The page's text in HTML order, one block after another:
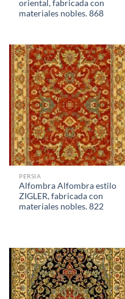
oriental, fabricada con
materiales nobles. 868
PERSIA
Alfombra Alfombra estilo
ZIGLER, fabricada con
materiales nobles. 822